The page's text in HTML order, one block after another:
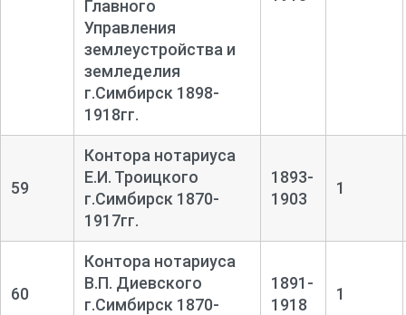
Главного
Управления
землеустройства и
земледелия
г.Симбирск 1898-
1918гг.
59
Контора нотариуса
Е.И. Троицкого
г.Симбирск 1870-
1917гг.
1893-
1903
1
60
Контора нотариуса
В.П. Диевского
г.Симбирск 1870-
1891-
1918
1